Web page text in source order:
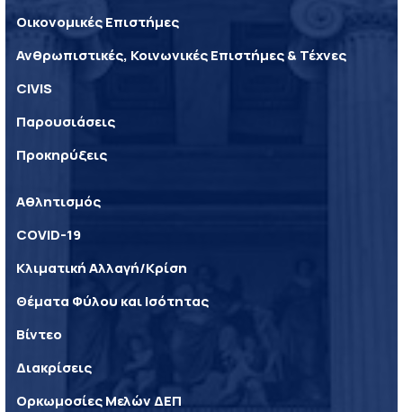
Οικονομικές Επιστήμες
Ανθρωπιστικές, Κοινωνικές Επιστήμες & Τέχνες
CIVIS
Παρουσιάσεις
Προκηρύξεις
Αθλητισμός
COVID-19
Κλιματική Αλλαγή/Κρίση
Θέματα Φύλου και Ισότητας
Βίντεο
Διακρίσεις
Ορκωμοσίες Μελών ΔΕΠ